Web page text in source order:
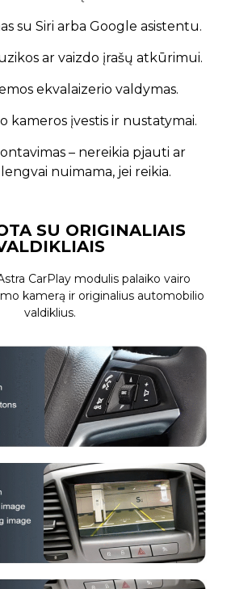
su Siri arba Google asistentu.
ar vaizdo įrašų atkūrimui.
ekvalaizerio valdymas.
kameros įvestis ir nustatymai.
– nereikia pjauti ar
lengvai nuimama, jei reikia.
SU ORIGINALIAIS
CarPlay modulis palaiko vairo
kamerą ir originalius automobilio
valdiklius.